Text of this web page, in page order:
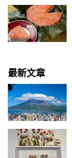
最新文章